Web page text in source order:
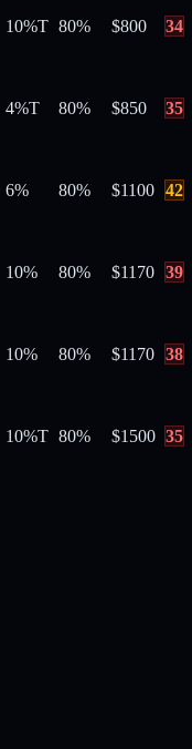
10%T 80% $800 34
4%T 80% $850 35
6% 80% $1100 42
10% 80% $1170 39
10% 80% $1170 38
10%T 80% $1500 35